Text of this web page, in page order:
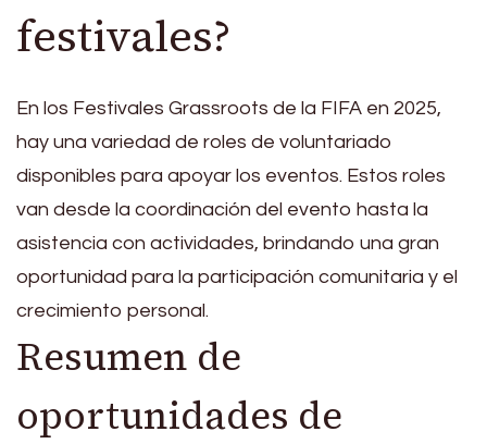
festivales?
En los Festivales Grassroots de la FIFA en 2025,
hay una variedad de roles de voluntariado
disponibles para apoyar los eventos. Estos roles
van desde la coordinación del evento hasta la
asistencia con actividades, brindando una gran
oportunidad para la participación comunitaria y el
crecimiento personal.
Resumen de
oportunidades de